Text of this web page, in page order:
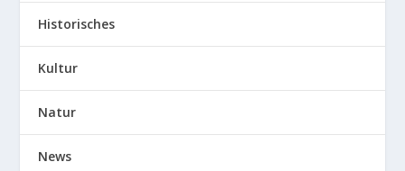
Historisches
Kultur
Natur
News